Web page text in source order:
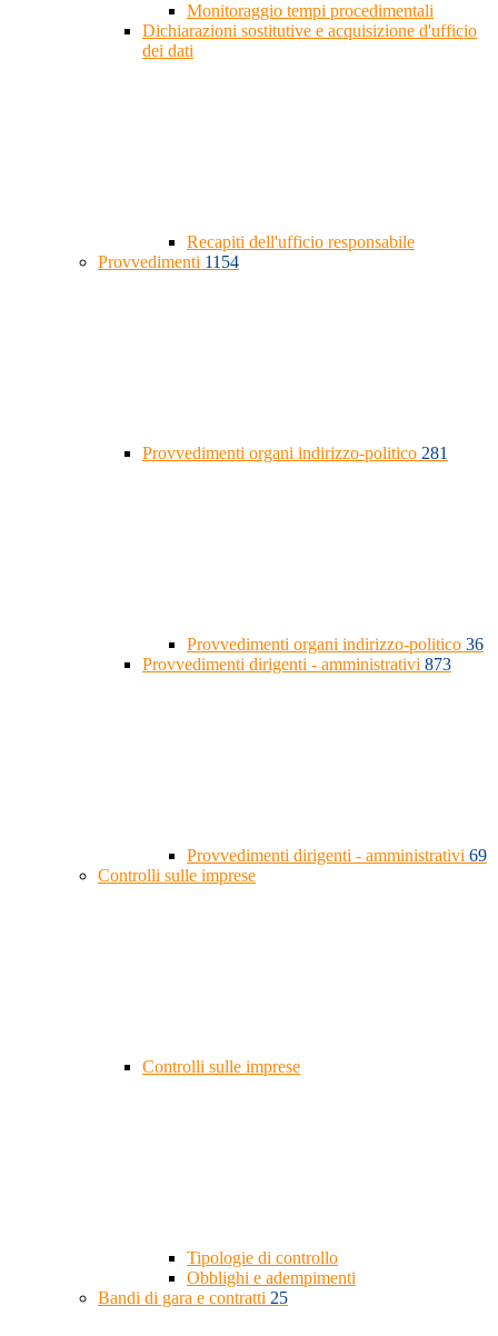
Monitoraggio tempi procedimentali
Dichiarazioni sostitutive e acquisizione d'ufficio
dei dati
Recapiti dell'ufficio responsabile
Provvedimenti 1154
Provvedimenti organi indirizzo-politico 281
Provvedimenti organi indirizzo-politico 36
Provvedimenti dirigenti - amministrativi 873
Provvedimenti dirigenti - amministrativi 69
Controlli sulle imprese
Controlli sulle imprese
Tipologie di controllo
Obblighi e adempimenti
Bandi di gara e contratti 25